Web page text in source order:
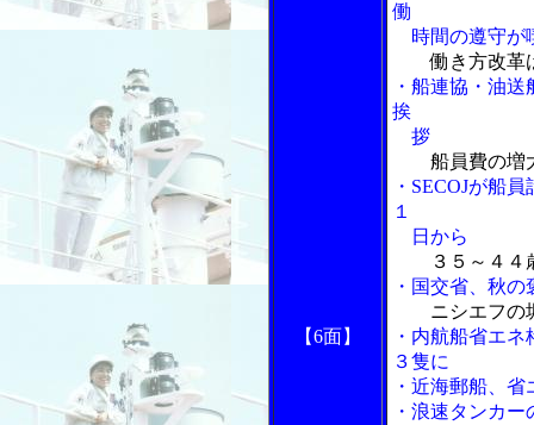
【6面】
働
時間の遵守が
働き方改革
・船連協・油
挨
拶
船員費の増
・SECOJが船
１
日から
３５～４４
・国交省、秋
ニシエフの
・内航船省エ
３隻に
・近海郵船、
・浪速タンカ